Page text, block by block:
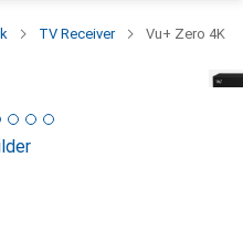
TV Receiver Vu+ Zero 4K